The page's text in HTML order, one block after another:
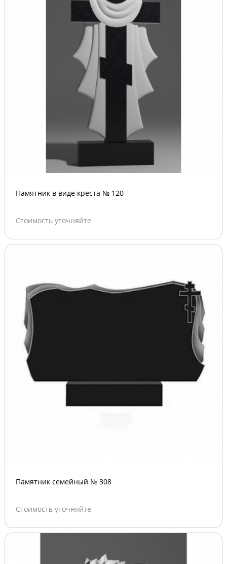
Памятник в виде креста № 120
Стоимость уточняйте
Памятник семейный № 308
Стоимость уточняйте